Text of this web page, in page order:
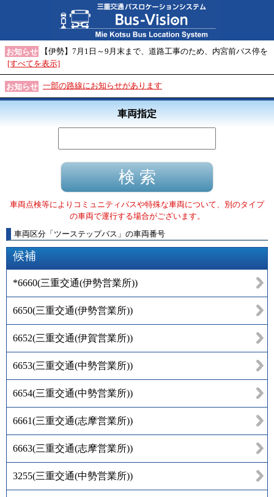
お知らせ
【伊勢】7月1日～9月末まで、道路工事のため、内宮前バス停を
[すべてを表示]
お知らせ 一部の路線にお知らせがあります
車両指定
車両点検等によりコミュニティバスや特殊な車両について、別のタイプ
の車両で運行する場合がございます。
車両区分 「 ツーステップバス 」 の車両番号
候補
*6660(三重交通(伊勢営業所))
6650(三重交通(伊勢営業所))
6652(三重交通(伊賀営業所))
6653(三重交通(中勢営業所))
6654(三重交通(中勢営業所))
6661(三重交通(志摩営業所))
6663(三重交通(志摩営業所))
3255(三重交通(中勢営業所))